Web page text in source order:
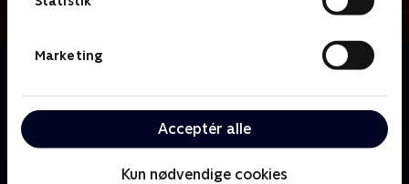
Marketing
Acceptér alle
Kun nødvendige cookies
Om Catherine the Great
Katarina den Store rådgiver Grigory Potemkin som
elsker.